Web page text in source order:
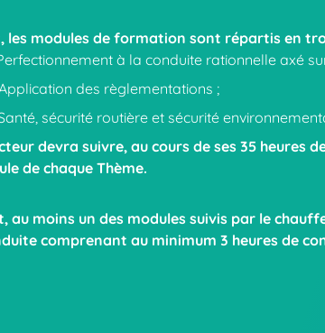
les modules de formation sont répartis en
à la conduite rationnelle axé
des règlementations ;
sécurité routière et sécurité
devra suivre, au cours de ses 35 heures
de chaque Thème.
au moins un des modules suivis par le
comprenant au minimum 3 heures de